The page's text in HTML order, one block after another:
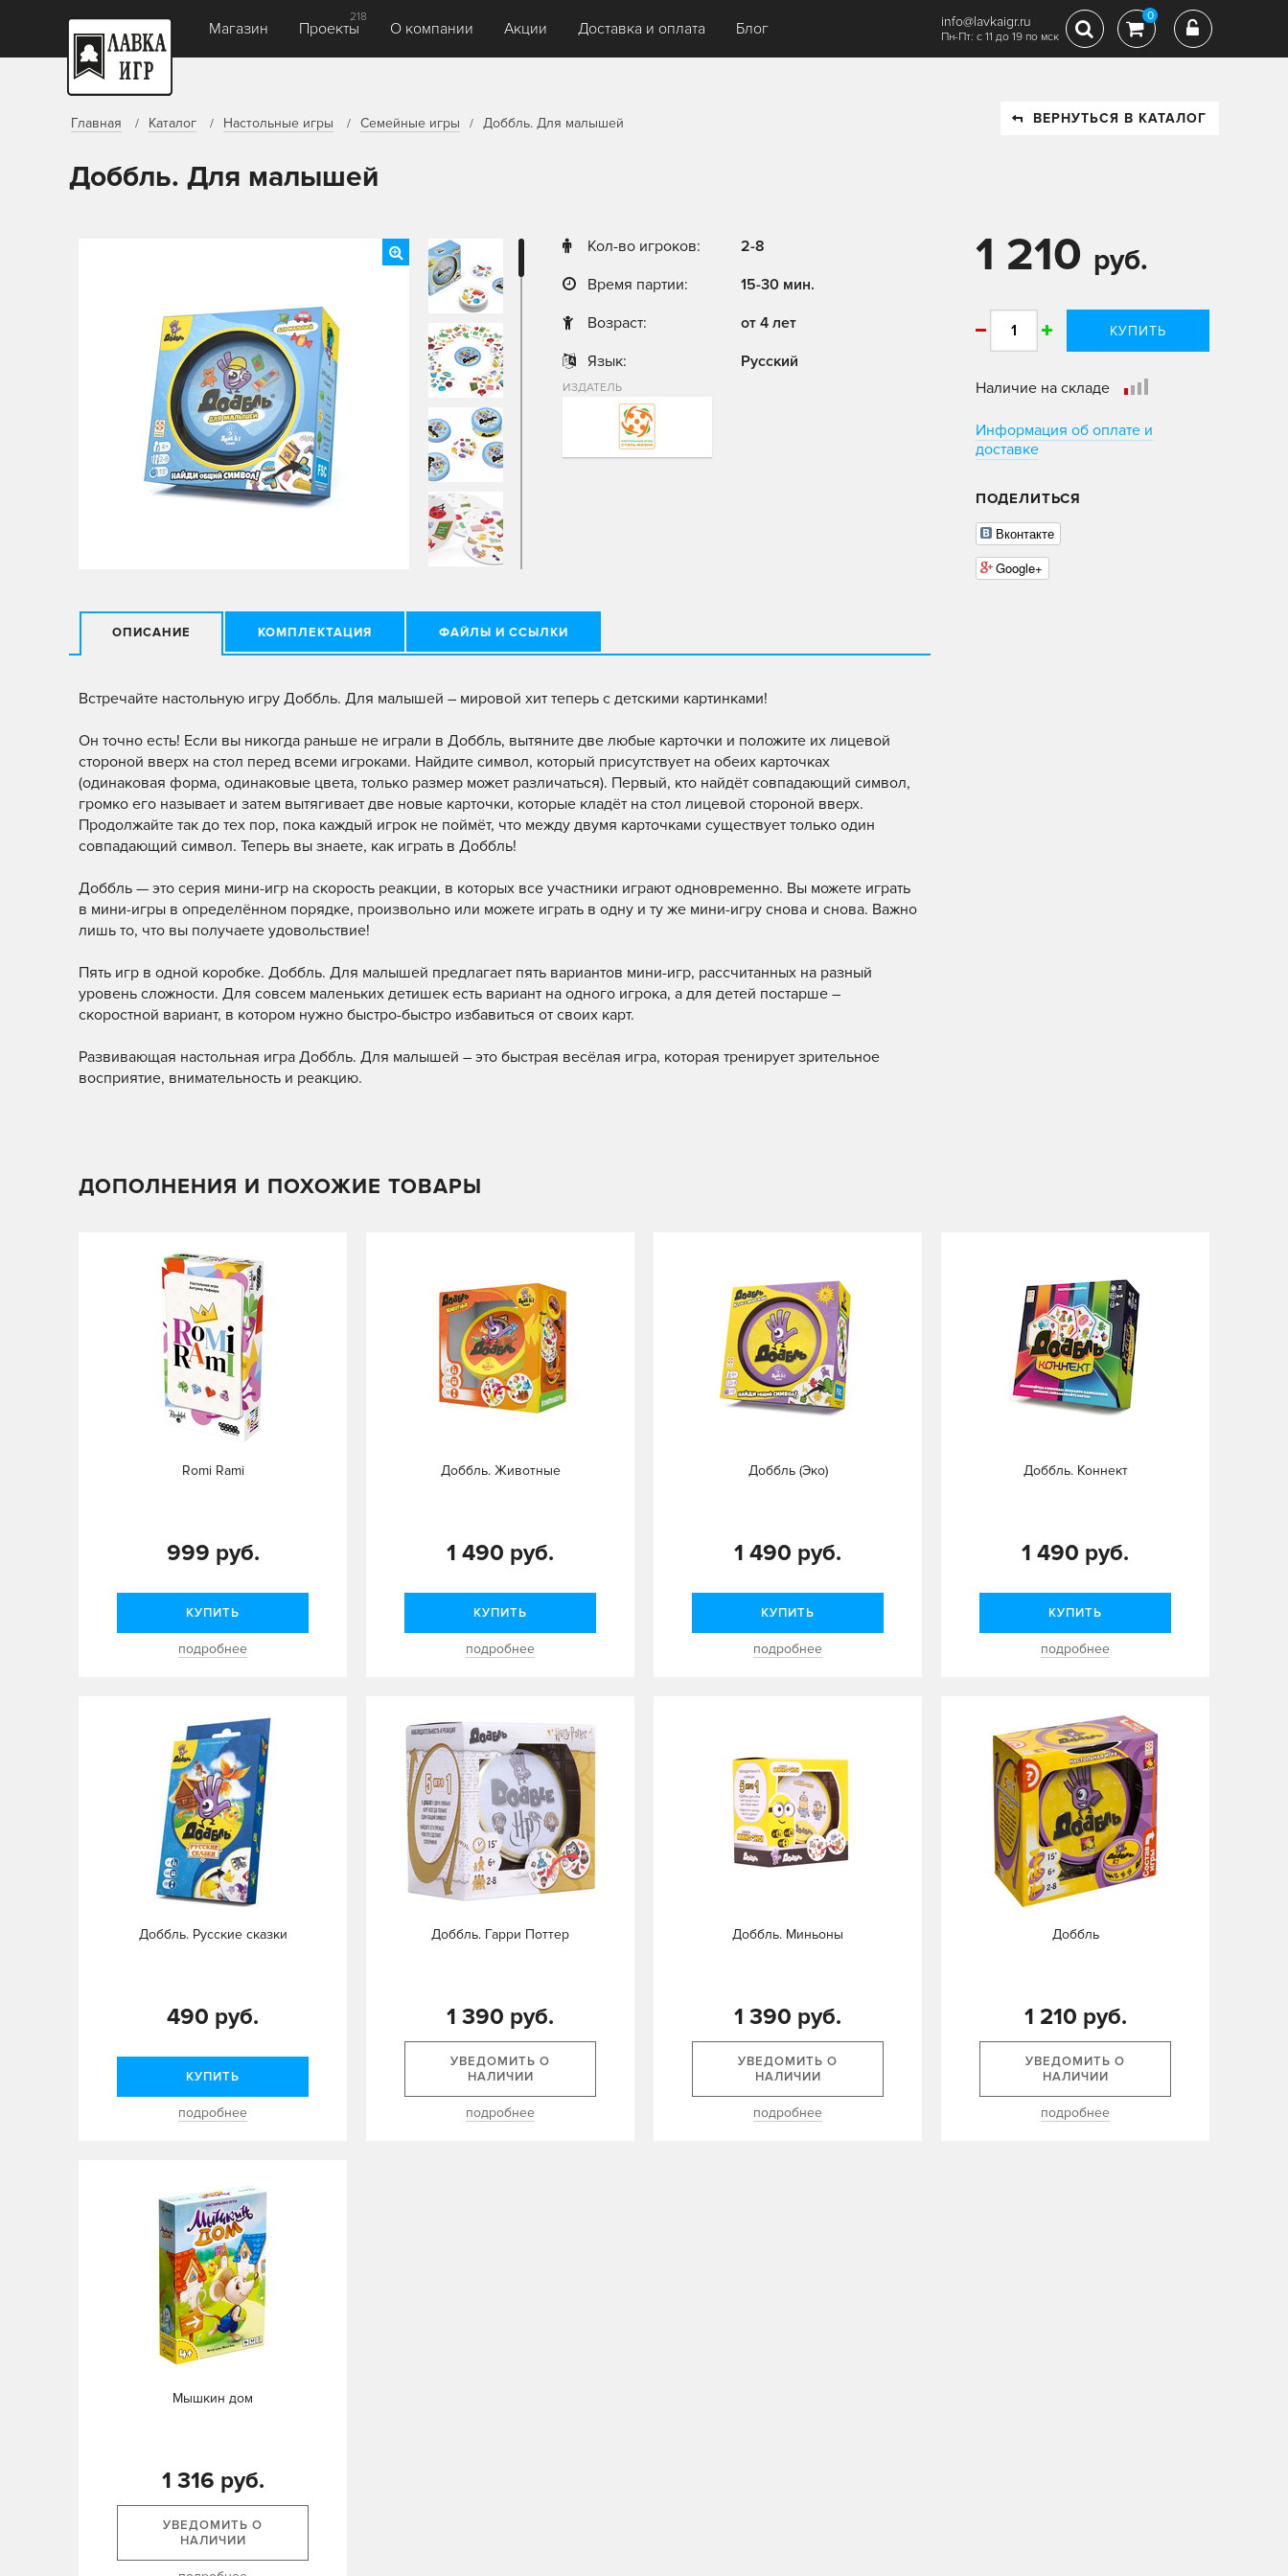
Магазин Проекты
218
О компании Акции Доставка и оплата Блог info@lavkaigr.ru
Пн-Пт: с 11 до 19 по мск
0
Главная Каталог Настольные игры Семейные игры Доббль. Для малышей ВЕРНУТЬСЯ В КАТАЛОГ
Доббль. Для малышей
Кол-во игроков:
2-8
Время партии:
15-30 мин.
Возраст:
от 4 лет
Язык:
Русский
ИЗДАТЕЛЬ
ОПИСАНИЕ КОМПЛЕКТАЦИЯ ФАЙЛЫ И ССЫЛКИ
Встречайте настольную игру Доббль. Для малышей – мировой хит теперь с детскими картинками!
Он точно есть! Если вы никогда раньше не играли в Доббль, вытяните две любые карточки и положите их лицевой
стороной вверх на стол перед всеми игроками. Найдите символ, который присутствует на обеих карточках
(одинаковая форма, одинаковые цвета, только размер может различаться). Первый, кто найдёт совпадающий символ,
громко его называет и затем вытягивает две новые карточки, которые кладёт на стол лицевой стороной вверх.
Продолжайте так до тех пор, пока каждый игрок не поймёт, что между двумя карточками существует только один
совпадающий символ. Теперь вы знаете, как играть в Доббль!
Доббль — это серия мини-игр на скорость реакции, в которых все участники играют одновременно. Вы можете играть
в мини-игры в определённом порядке, произвольно или можете играть в одну и ту же мини-игру снова и снова. Важно
лишь то, что вы получаете удовольствие!
Пять игр в одной коробке. Доббль. Для малышей предлагает пять вариантов мини-игр, рассчитанных на разный
уровень сложности. Для совсем маленьких детишек есть вариант на одного игрока, а для детей постарше –
скоростной вариант, в котором нужно быстро-быстро избавиться от своих карт.
Развивающая настольная игра Доббль. Для малышей – это быстрая весёлая игра, которая тренирует зрительное
восприятие, внимательность и реакцию.
1 210 руб.
КУПИТЬ
Наличие на складе
Информация об оплате и
доставке
ПОДЕЛИТЬСЯ
Вконтакте
Google+
ДОПОЛНЕНИЯ И ПОХОЖИЕ ТОВАРЫ
Romi Rami
999 руб.
КУПИТЬ
подробнее
Доббль. Животные
1 490 руб.
КУПИТЬ
подробнее
Доббль (Эко)
1 490 руб.
КУПИТЬ
подробнее
Доббль. Коннект
1 490 руб.
КУПИТЬ
подробнее
Доббль. Русские сказки
490 руб.
КУПИТЬ
подробнее
Доббль. Гарри Поттер
1 390 руб.
УВЕДОМИТЬ О
НАЛИЧИИ
подробнее
Доббль. Миньоны
1 390 руб.
УВЕДОМИТЬ О
НАЛИЧИИ
подробнее
Доббль
1 210 руб.
УВЕДОМИТЬ О
НАЛИЧИИ
подробнее
Мышкин дом
1 316 руб.
УВЕДОМИТЬ О
НАЛИЧИИ